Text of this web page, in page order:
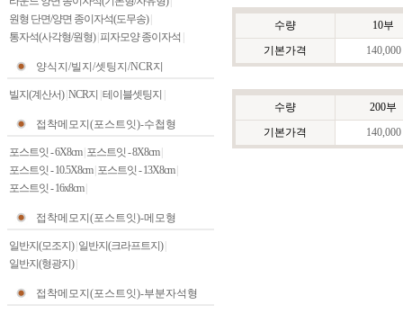
원형 단면/양면 종이자석(도무송)|
통자석(사각형/원형)| 피자모양 종이자석
양식지/빌지/셋팅지/NCR지
빌지(계산서)| NCR지 테이블셋팅지
접착메모지(포스트잇)-수첩형
포스트잇 - 6X8cm| 포스트잇 - 8X8cm|
포스트잇 - 10.5X8cm| 포스트잇 - 13X8cm|
포스트잇 - 16x8cm|
접착메모지(포스트잇)-메모형
일반지(모조지)| 일반지(크라프트지)|
일반지(형광지)|
접착메모지(포스트잇)-부분자석형
수량
10부
기본가격
140,000
수량
200부
기본가격
140,000